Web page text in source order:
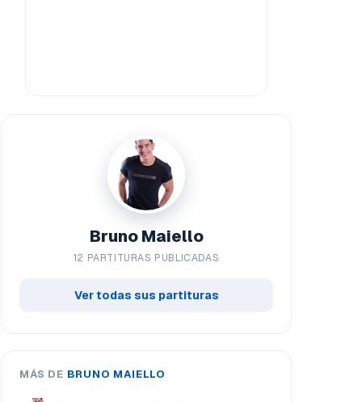
Bruno Maiello
12 PARTITURAS PUBLICADAS
Ver todas sus partituras
MÁS DE BRUNO MAIELLO